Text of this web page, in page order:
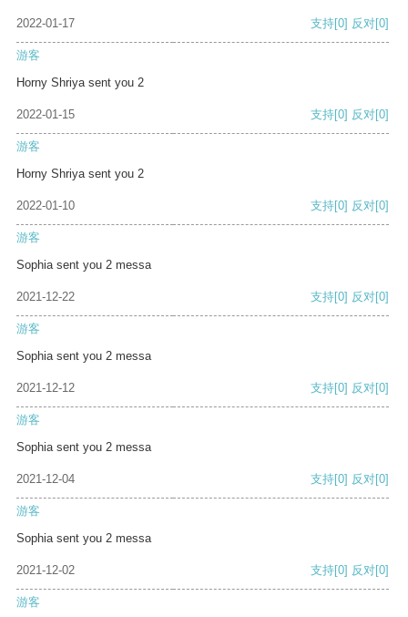
2022-01-17 支持[0] 反对[0]
游客
Horny Shriya sent you 2
2022-01-15 支持[0] 反对[0]
游客
Horny Shriya sent you 2
2022-01-10 支持[0] 反对[0]
游客
Sophia sent you 2 messa
2021-12-22 支持[0] 反对[0]
游客
Sophia sent you 2 messa
2021-12-12 支持[0] 反对[0]
游客
Sophia sent you 2 messa
2021-12-04 支持[0] 反对[0]
游客
Sophia sent you 2 messa
2021-12-02 支持[0] 反对[0]
游客